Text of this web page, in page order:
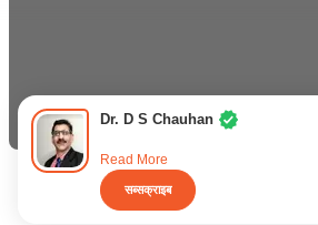
Dr. D S Chauhan
Read More
सब्सक्राइब